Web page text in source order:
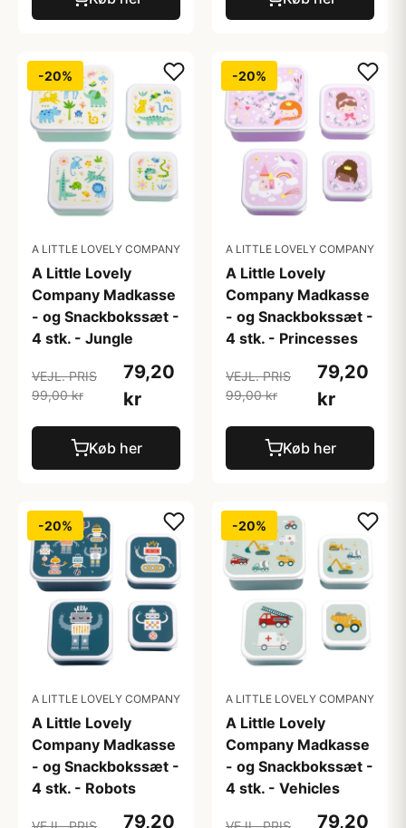
-20%
A LITTLE LOVELY COMPANY
A Little Lovely
Company Madkasse
- og Snackbokssæt -
4 stk. - Jungle
VEJL. PRIS
99,00 kr
79,20
kr
Køb her
-20%
A LITTLE LOVELY COMPANY
A Little Lovely
Company Madkasse
- og Snackbokssæt -
4 stk. - Princesses
VEJL. PRIS
99,00 kr
79,20
kr
Køb her
-20%
A LITTLE LOVELY COMPANY
A Little Lovely
Company Madkasse
- og Snackbokssæt -
4 stk. - Robots
79,20
-20%
A LITTLE LOVELY COMPANY
A Little Lovely
Company Madkasse
- og Snackbokssæt -
4 stk. - Vehicles
79,20